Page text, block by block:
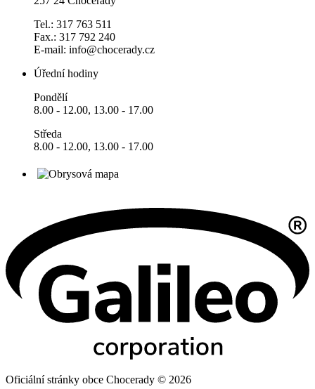
Tel.: 317 763 511
Fax.: 317 792 240
E-mail: info@chocerady.cz
Úřední hodiny
Pondělí
8.00 - 12.00, 13.00 - 17.00
Středa
8.00 - 12.00, 13.00 - 17.00
Oficiální stránky obce Chocerady © 2026